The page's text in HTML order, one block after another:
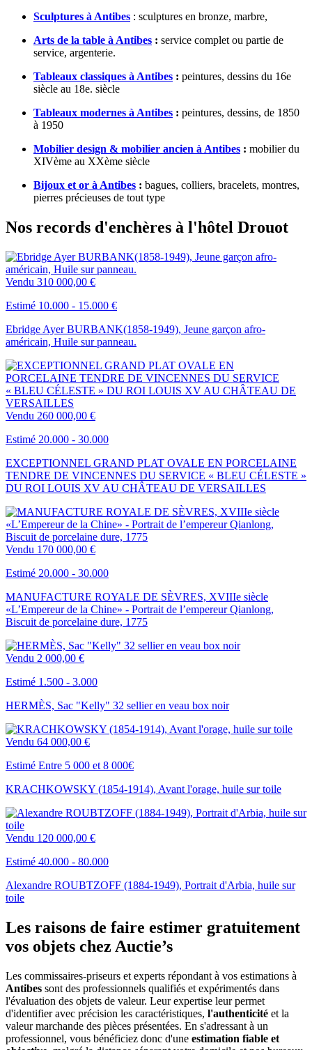
Sculptures à Antibes : sculptures en bronze, marbre,
Arts de la table à Antibes : service complet ou partie de
service, argenterie.
Tableaux classiques à Antibes : peintures, dessins du 16e
siècle au 18e. siècle
Tableaux modernes à Antibes : peintures, dessins, de 1850
à 1950
Mobilier design & mobilier ancien à Antibes : mobilier du
XIVème au XXème siècle
Bijoux et or à Antibes : bagues, colliers, bracelets, montres,
pierres précieuses de tout type
Nos records d'enchères à l'hôtel Drouot
Vendu 310 000,00 €
Estimé 10.000 - 15.000 €
Ebridge Ayer BURBANK(1858-1949), Jeune garçon afro-
américain, Huile sur panneau.
Vendu 260 000,00 €
Estimé 20.000 - 30.000
EXCEPTIONNEL GRAND PLAT OVALE EN PORCELAINE
TENDRE DE VINCENNES DU SERVICE « BLEU CÉLESTE »
DU ROI LOUIS XV AU CHÂTEAU DE VERSAILLES
Vendu 170 000,00 €
Estimé 20.000 - 30.000
MANUFACTURE ROYALE DE SÈVRES, XVIIIe siècle
«L’Empereur de la Chine» - Portrait de l’empereur Qianlong,
Biscuit de porcelaine dure, 1775
Vendu 2 000,00 €
Estimé 1.500 - 3.000
HERMÈS, Sac "Kelly" 32 sellier en veau box noir
Vendu 64 000,00 €
Estimé Entre 5 000 et 8 000€
KRACHKOWSKY (1854-1914), Avant l'orage, huile sur toile
Vendu 120 000,00 €
Estimé 40.000 - 80.000
Alexandre ROUBTZOFF (1884-1949), Portrait d'Arbia, huile sur
toile
Les raisons de faire estimer gratuitement
vos objets chez Auctie’s
Les commissaires-priseurs et experts répondant à vos estimations à
Antibes sont des professionnels qualifiés et expérimentés dans
l'évaluation des objets de valeur. Leur expertise leur permet
d'identifier avec précision les caractéristiques, l'authenticité et la
valeur marchande des pièces présentées. En s'adressant à un
professionnel, vous bénéficiez donc d'une estimation fiable et